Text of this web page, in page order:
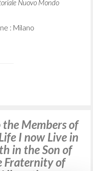
Nuovo Mondo
: Milano
the Members of
I now Live in
in the Son of
Fraternity of